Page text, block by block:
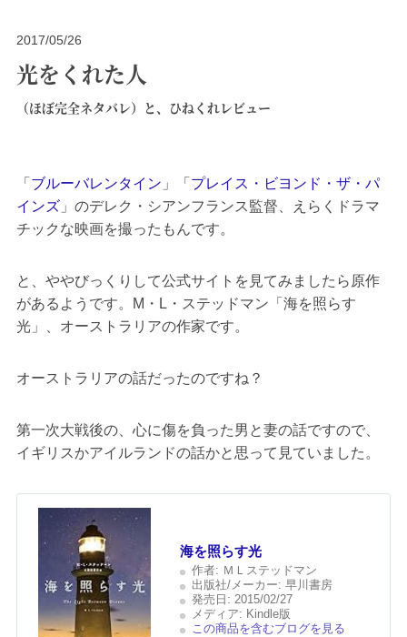
2017/05/26
光をくれた人
（ほぼ完全ネタバレ）と、ひねくれレビュー
「 ブルーバレンタイン 」「 プレイス・ビヨンド・ザ・パ
インズ」のデレク・シアンフランス監督、えらくドラマ
チックな映画を撮ったもんです。
と、ややびっくりして公式サイトを見てみましたら原作
があるようです。M・L・ステッドマン「海を照らす
光」、オーストラリアの作家です。
オーストラリアの話だったのですね？
第一次大戦後の、心に傷を負った男と妻の話ですので、
イギリスかアイルランドの話かと思って見ていました。
海を照らす光
作者: ＭＬステッドマン
出版社/メーカー: 早川書房
発売日: 2015/02/27
メディア: Kindle版
この商品を含むブログを見る